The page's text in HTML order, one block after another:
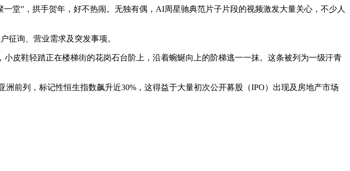
”，拱手贺年，好不热闹。无独有偶，AI周星驰典范片子片段的视频激发大量关心，不少人
询、营业需求及突发事项。
鞋轻踏正在楼梯街的花岗石台阶上，沿着蜿蜒向上的阶梯逃一一抹。这条被列为一级汗青
前列，标记性恒生指数飙升近30%，这得益于大量初次公开募股（IPO）出现及房地产市场